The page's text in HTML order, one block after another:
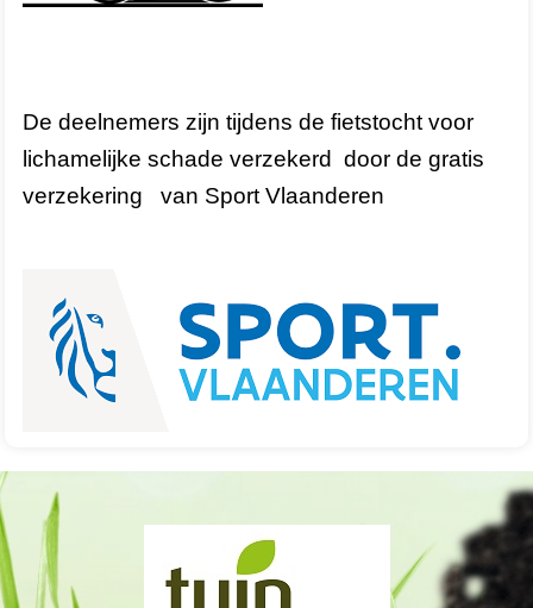
De deelnemers zijn tijdens de fietstocht voor
lichamelijke schade verzekerd door de gratis
verzekering van Sport Vlaanderen